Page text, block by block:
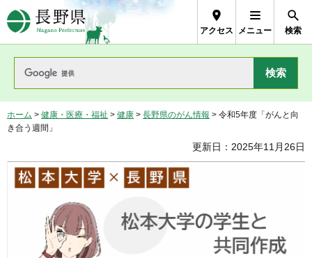
長野県Nagano Prefecture
アクセス メニュー 検索
ホーム > 健康・医療・福祉 > 健康 > 長野県のがん情報 > 令和5年度「がんと向
き合う週間」
更新日：2025年11月26日